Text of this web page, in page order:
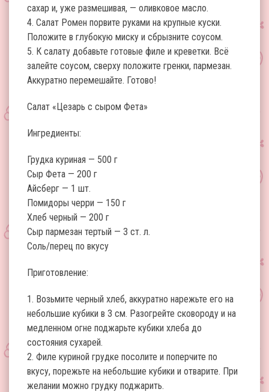
сахар и, уже размешивая, — оливковое масло.
4. Салат Ромен порвите руками на крупные куски.
Положите в глубокую миску и сбрызните соусом.
5. К салату добавьте готовые филе и креветки. Всё
залейте соусом, сверху положите гренки, пармезан.
Аккуратно перемешайте. Готово!
Салат «Цезарь с сыром Фета»
Ингредиенты:
Грудка куриная — 500 г
Сыр Фета — 200 г
Айсберг — 1 шт.
Помидоры черри — 150 г
Хлеб черный — 200 г
Сыр пармезан тертый — 3 ст. л.
Соль/перец по вкусу
Приготовление:
1. Возьмите черный хлеб, аккуратно нарежьте его на
небольшие кубики в 3 см. Разогрейте сковороду и на
медленном огне поджарьте кубики хлеба до
состояния сухарей.
2. Филе куриной грудке посолите и поперчите по
вкусу, порежьте на небольшие кубики и отварите. При
желании можно грудку поджарить.